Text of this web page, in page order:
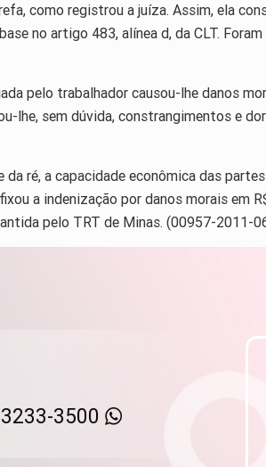
como registrou a juíza. Assim, ela
no artigo 483, alínea d, da CLT.
pelo trabalhador causou-lhe danos
lhe, sem dúvida, constrangimentos e
ré, a capacidade econômica das
a indenização por danos morais
pelo TRT de Minas. (00957-2011-
3500